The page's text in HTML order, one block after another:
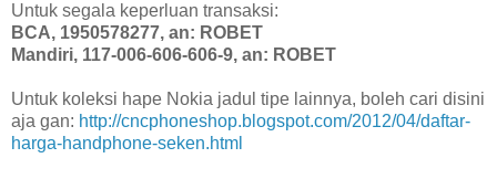
Untuk segala keperluan transaksi:
BCA, 1950578277, an: ROBET
Mandiri, 117-006-606-606-9, an: ROBET
Untuk koleksi hape Nokia jadul tipe lainnya, boleh cari disini
aja gan: http://cncphoneshop.blogspot.com/2012/04/daftar-
harga-handphone-seken.html